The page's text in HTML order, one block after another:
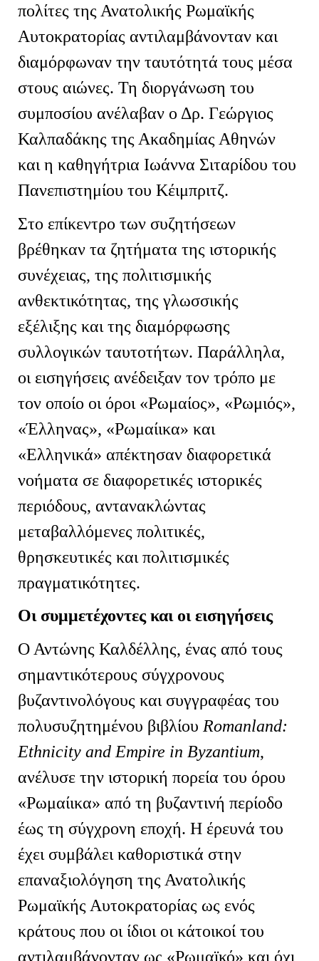
πολίτες της Ανατολικής Ρωμαϊκής
Αυτοκρατορίας αντιλαμβάνονταν και
διαμόρφωναν την ταυτότητά τους μέσα
στους αιώνες. Τη διοργάνωση του
συμποσίου ανέλαβαν ο Δρ. Γεώργιος
Καλπαδάκης της Ακαδημίας Αθηνών
και η καθηγήτρια Ιωάννα Σιταρίδου του
Πανεπιστημίου του Κέιμπριτζ.
Στο επίκεντρο των συζητήσεων
βρέθηκαν τα ζητήματα της ιστορικής
συνέχειας, της πολιτισμικής
ανθεκτικότητας, της γλωσσικής
εξέλιξης και της διαμόρφωσης
συλλογικών ταυτοτήτων. Παράλληλα,
οι εισηγήσεις ανέδειξαν τον τρόπο με
τον οποίο οι όροι «Ρωμαίος», «Ρωμιός»,
«Έλληνας», «Ρωμαίικα» και
«Ελληνικά» απέκτησαν διαφορετικά
νοήματα σε διαφορετικές ιστορικές
περιόδους, αντανακλώντας
μεταβαλλόμενες πολιτικές,
θρησκευτικές και πολιτισμικές
πραγματικότητες.
Οι συμμετέχοντες και οι εισηγήσεις
Ο Αντώνης Καλδέλλης, ένας από τους
σημαντικότερους σύγχρονους
βυζαντινολόγους και συγγραφέας του
πολυσυζητημένου βιβλίου Romanland:
Ethnicity and Empire in Byzantium,
ανέλυσε την ιστορική πορεία του όρου
«Ρωμαίικα» από τη βυζαντινή περίοδο
έως τη σύγχρονη εποχή. Η έρευνά του
έχει συμβάλει καθοριστικά στην
επαναξιολόγηση της Ανατολικής
Ρωμαϊκής Αυτοκρατορίας ως ενός
κράτους που οι ίδιοι οι κάτοικοί του
αντιλαμβάνονταν ως «Ρωμαϊκό» και όχι